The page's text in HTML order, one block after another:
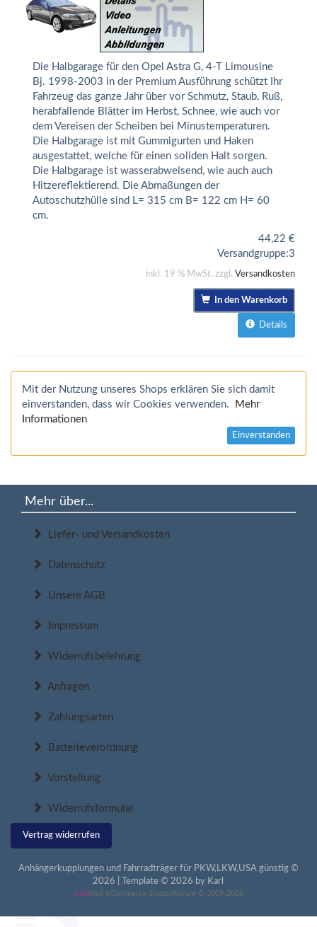
Die Halbgarage für den Opel Astra G, 4-T Limousine
Bj. 1998-2003 in der Premium Ausführung schützt Ihr
Fahrzeug das ganze Jahr über vor Schmutz, Staub, Ruß,
herabfallende Blätter im Herbst, Schnee, wie auch vor
dem Vereisen der Scheiben bei Minustemperaturen.
Die Halbgarage ist mit Gummigurten und Haken
ausgestattet, welche für einen soliden Halt sorgen.
Die Halbgarage ist wasserabweisend, wie auch auch
Hitzereflektierend. Die Abmaßungen der
Autoschutzhülle sind L= 315 cm B= 122 cm H= 60
cm.
44,22 €
Versandgruppe:3
inkl. 19 % MwSt. zzgl. Versandkosten
In den Warenkorb
Details
Mit der Nutzung unseres Shops erklären Sie sich damit
einverstanden, dass wir Cookies verwenden.
Mehr
Informationen
Einverstanden
Mehr über...
Liefer- und Versandkosten
Datenschutz
Unsere AGB
Impressum
Widerrufsbelehrung
Anfragen
Zahlungsarten
Batterieverordnung
Vorstellung
Widerrufsformular
Vertrag widerrufen
Anhängerkupplungen und Fahrradträger für PKW,LKW,USA günstig ©
2026 | Template © 2026 by Karl
mod ified eCommerce Shopsoftware © 2009-2026